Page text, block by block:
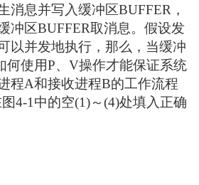
消息并写入缓冲区BUFFER，
冲区BUFFER取消息。假设发
以并发地执行，那么，当缓冲
何使用P、V操作才能保证系统
程A和接收进程B的工作流程
4-1中的空(1)～(4)处填入正确